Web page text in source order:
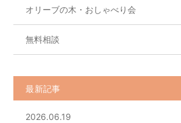
オリーブの木・おしゃべり会
無料相談
最新記事
2026.06.19